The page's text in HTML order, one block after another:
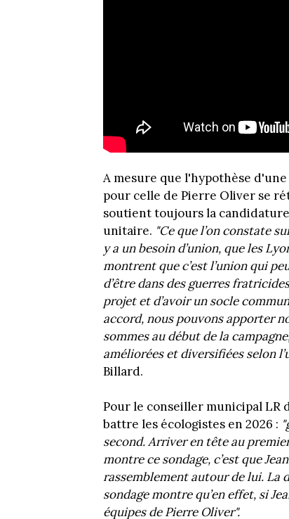
A mesure que l'hypothèse
pour celle de Pierre Oliver se
soutient toujours la
unitaire. "Ce que l’on constate
y a un besoin d’union, que les
montrent que c’est l’union qui
d’être dans des guerres
projet et d’avoir un socle
accord, nous pouvons apporter
sommes au début de la
améliorées et diversifiées selon
Billard.
Pour le conseiller municipal LR
battre les écologistes en 2026 :
second. Arriver en tête au
montre ce sondage, c’est que
rassemblement autour de lui. La
sondage montre qu’en effet, si
équipes de Pierre Oliver".